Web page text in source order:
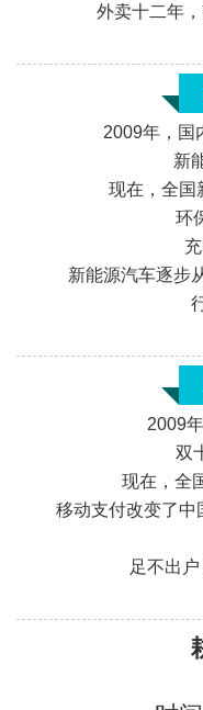
外卖十二年
2009年，国
新
现在，全国
环
新能源汽车逐步
2009
双
现在，全
移动支付改变了中
足不出